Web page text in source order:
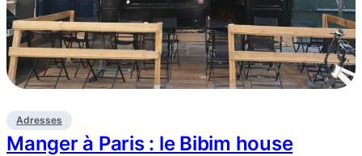
Adresses
Manger à Paris : le Bibim house